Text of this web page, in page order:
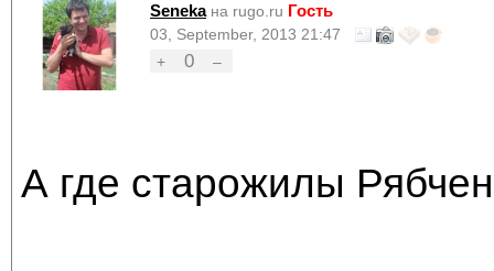
Seneka на rugo.ru Гость
03, September, 2013 21:47
+
0 –
А где старожилы